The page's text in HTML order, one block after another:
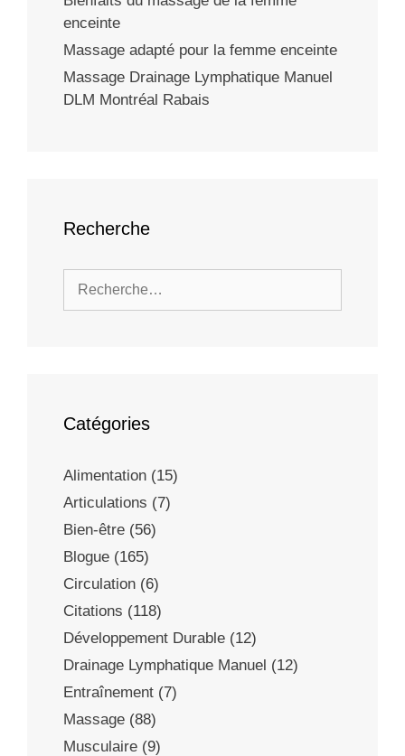
enceinte
Massage adapté pour la femme enceinte
Massage Drainage Lymphatique Manuel
DLM Montréal Rabais
Recherche
Catégories
Alimentation (15)
Articulations (7)
Bien-être (56)
Blogue (165)
Circulation (6)
Citations (118)
Développement Durable (12)
Drainage Lymphatique Manuel (12)
Entraînement (7)
Massage (88)
Musculaire (9)